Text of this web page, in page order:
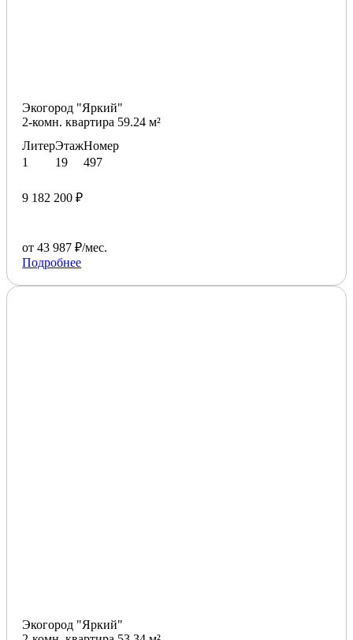
Экогород "Яркий"
2-комн. квартира 59.24 м²
Литер
1
Этаж
19
Номер
497
9 182 200 ₽
от 43 987 ₽/мес.
Подробнее
Экогород "Яркий"